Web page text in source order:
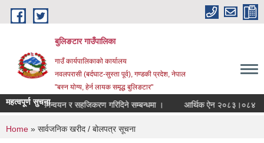
Skip to main content
बुलिङटार गाउँपालिका
गाउँ कार्यपालिकाको कार्यालय
नवलपरासी (बर्दघाट-सुस्ता पूर्व), गण्डकी प्रदेश, नेपाल
"बस्न योग्य, हेर्न लायक समृद्ध बुलिङटार"
महत्वपूर्ण सुचना
समन्वयन र सहजिकरण गरिदिने सम्बन्धमा । आर्थिक ऐन २०८३।०८४
You are here
Home » सार्वजनिक खरीद / बोलपत्र सूचना